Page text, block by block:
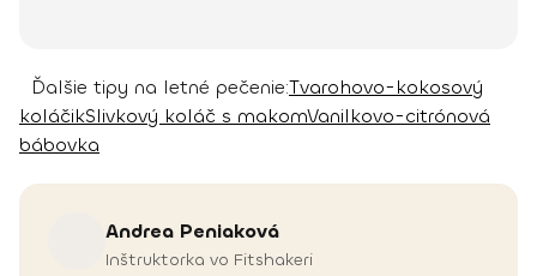
Ďalšie tipy na letné pečenie:Tvarohovo-kokosový
koláčikSlivkový koláč s makomVanilkovo-citrónová
bábovka
Andrea Peniaková
Inštruktorka vo Fitshakeri